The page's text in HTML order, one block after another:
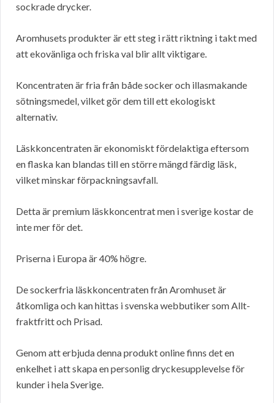
sockrade drycker.
Aromhusets produkter är ett steg i rätt riktning i takt med
att ekovänliga och friska val blir allt viktigare.
Koncentraten är fria från både socker och illasmakande
sötningsmedel, vilket gör dem till ett ekologiskt
alternativ.
Läskkoncentraten är ekonomiskt fördelaktiga eftersom
en flaska kan blandas till en större mängd färdig läsk,
vilket minskar förpackningsavfall.
Detta är premium läskkoncentrat men i sverige kostar de
inte mer för det.
Priserna i Europa är 40% högre.
De sockerfria läskkoncentraten från Aromhuset är
åtkomliga och kan hittas i svenska webbutiker som Allt-
fraktfritt och Prisad.
Genom att erbjuda denna produkt online finns det en
enkelhet i att skapa en personlig dryckesupplevelse för
kunder i hela Sverige.